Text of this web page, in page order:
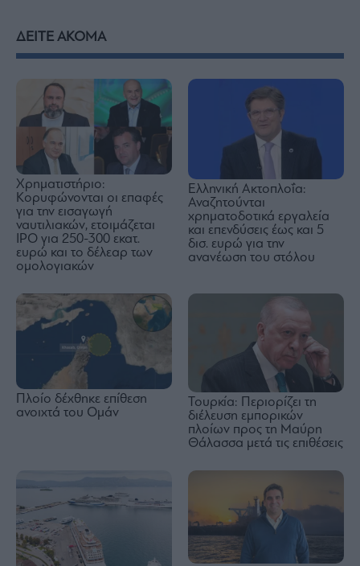
ΔΕΙΤΕ ΑΚΟΜΑ
Χρηματιστήριο:
Κορυφώνονται οι επαφές
για την εισαγωγή
ναυτιλιακών, ετοιμάζεται
IPO για 250-300 εκατ.
ευρώ και το δέλεαρ των
ομολογιακών
Ελληνική Ακτοπλοΐα:
Αναζητούνται
χρηματοδοτικά εργαλεία
και επενδύσεις έως και 5
δισ. ευρώ για την
ανανέωση του στόλου
Πλοίο δέχθηκε επίθεση
ανοιχτά του Ομάν
Τουρκία: Περιορίζει τη
διέλευση εμπορικών
πλοίων προς τη Μαύρη
Θάλασσα μετά τις επιθέσεις